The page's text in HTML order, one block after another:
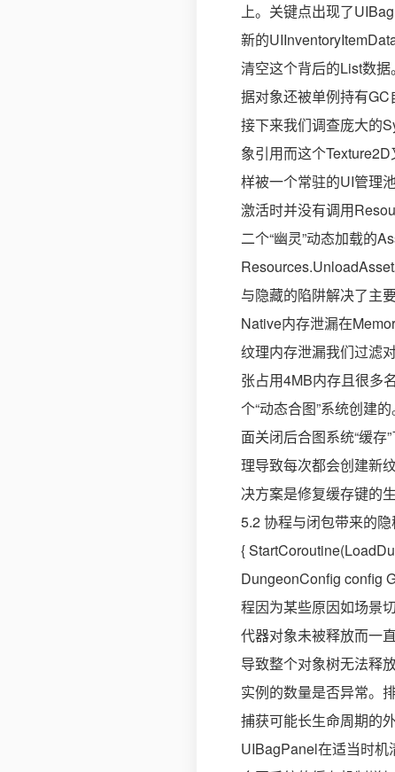
上。关键点出现了
新的
清空这个背后的List数
据对象还被单例持有GC
接下来我们调查庞大的
象引用而这个
样被一个常驻的UI管理
激活时并没有调用
二个“幽灵”动态加载的
与隐藏的陷阱解决了主
Native内存泄漏在
纹理内存泄漏我们过滤
张占用4MB内存且很多
个“动态合图”系统创建
面关闭后合图系统“缓
理导致每次都会创建新
决方案是修复缓存键的
5.2 协程与闭包带来的
{
DungeonConfig config
程因为某些原因如场景
代器对象未被释放而一
导致整个对象树无法释
实例的数量是否异常。
捕获可能长生命周期的
UIBagPanel在适当时机